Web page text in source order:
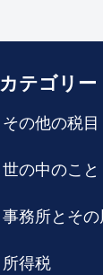
カテゴリー
その他の税目
世の中のこと
事務所とその
所得税